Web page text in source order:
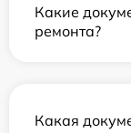
Какие
ремонта?
Какая